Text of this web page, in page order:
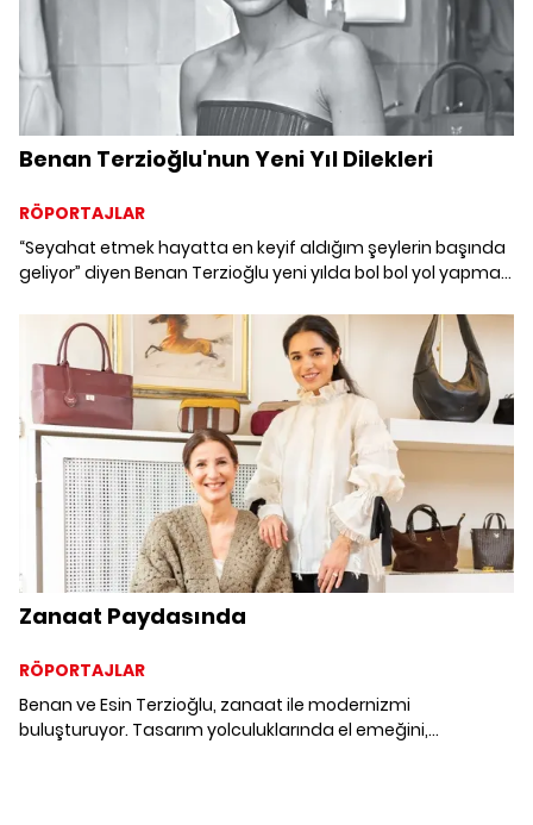
Benan Terzioğlu'nun Yeni Yıl Dilekleri
RÖPORTAJLAR
“Seyahat etmek hayatta en keyif aldığım şeylerin başında
geliyor” diyen Benan Terzioğlu yeni yılda bol bol yol yapmayı
Zanaat Paydasında
RÖPORTAJLAR
Benan ve Esin Terzioğlu, zanaat ile modernizmi
buluşturuyor. Tasarım yolculuklarında el emeğini,